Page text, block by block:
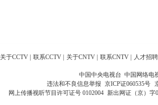
关于CCTV 联系CCTV 关于CNTV 联系CNTV 人才招聘
中国中央电视台 中国网络电
违法和不良信息举报 京ICP证060535号
网上传播视听节目许可证号 0102004 新出网证（京）